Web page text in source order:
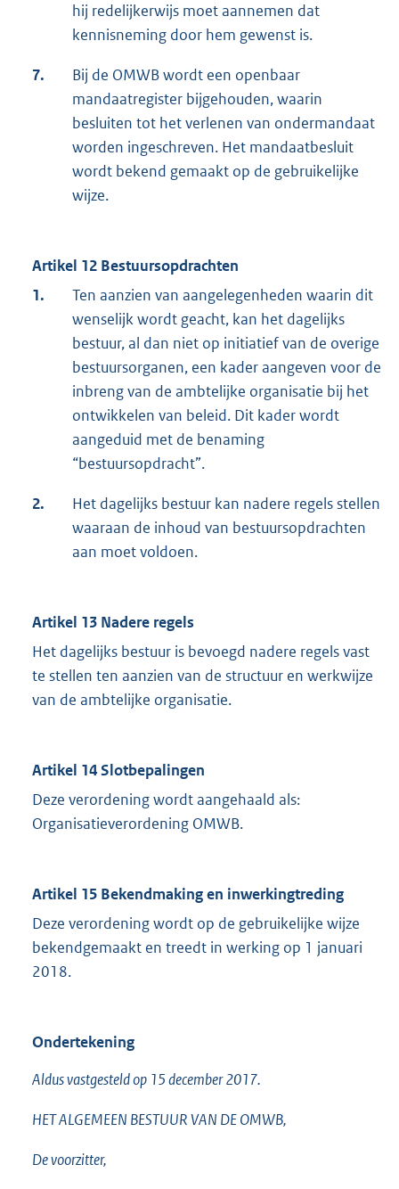
hij redelijkerwijs moet aannemen dat
kennisneming door hem gewenst is.
7.
Bij de OMWB wordt een openbaar
mandaatregister bijgehouden, waarin
besluiten tot het verlenen van ondermandaat
worden ingeschreven. Het mandaatbesluit
wordt bekend gemaakt op de gebruikelijke
wijze.
Artikel 12 Bestuursopdrachten
1.
Ten aanzien van aangelegenheden waarin dit
wenselijk wordt geacht, kan het dagelijks
bestuur, al dan niet op initiatief van de overige
bestuursorganen, een kader aangeven voor de
inbreng van de ambtelijke organisatie bij het
ontwikkelen van beleid. Dit kader wordt
aangeduid met de benaming
“bestuursopdracht”.
2.
Het dagelijks bestuur kan nadere regels stellen
waaraan de inhoud van bestuursopdrachten
aan moet voldoen.
Artikel 13 Nadere regels
Het dagelijks bestuur is bevoegd nadere regels vast
te stellen ten aanzien van de structuur en werkwijze
van de ambtelijke organisatie.
Artikel 14 Slotbepalingen
Deze verordening wordt aangehaald als:
Organisatieverordening OMWB.
Artikel 15 Bekendmaking en inwerkingtreding
Deze verordening wordt op de gebruikelijke wijze
bekendgemaakt en treedt in werking op 1 januari
2018.
Ondertekening
Aldus vastgesteld op 15 december 2017.
HET ALGEMEEN BESTUUR VAN DE OMWB,
De voorzitter,